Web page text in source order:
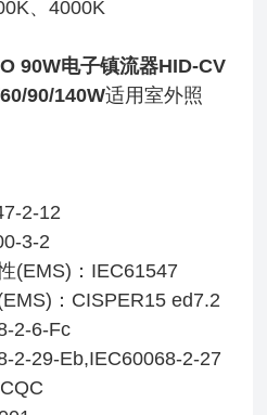
、4000K
90W电子镇流器HID-CV
90/140W适用室外照
2-12
3-2
(EMS)：IEC61547
：CISPER15 ed7.2
2-6-Fc
2-29-Eb,IEC60068-2-27